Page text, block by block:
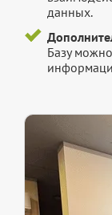
данных.
Базу